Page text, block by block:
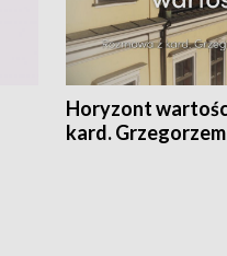
Horyzont
kard.